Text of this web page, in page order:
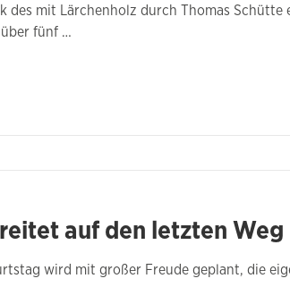
des mit Lärchenholz durch Thomas
fünf …
auf den letzten Weg
wird mit großer Freude geplant, die